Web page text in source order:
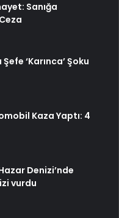
Sanığa
Şefe ‘Karınca’ Şoku
Kaza Yaptı: 4
Denizi’nde
vurdu